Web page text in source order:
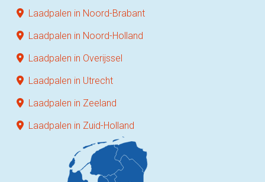
Laadpalen in Noord-Brabant
Laadpalen in Noord-Holland
Laadpalen in Overijssel
Laadpalen in Utrecht
Laadpalen in Zeeland
Laadpalen in Zuid-Holland